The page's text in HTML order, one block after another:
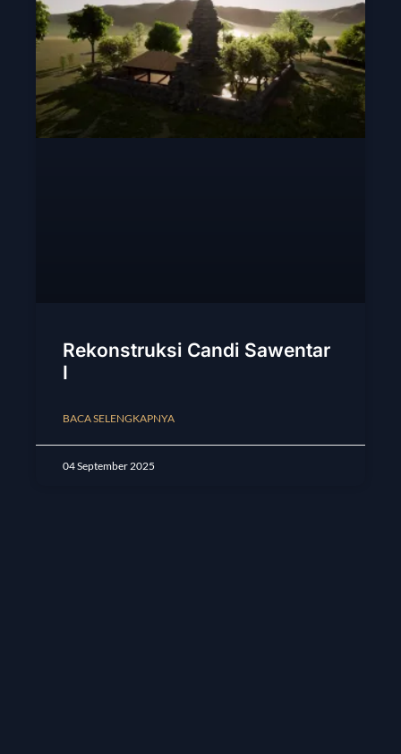
Rekonstruksi Candi Sawentar
I
BACA SELENGKAPNYA
04 September 2025